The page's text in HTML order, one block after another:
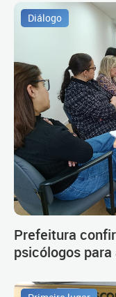
Diálogo
Prefeitura
psicólogos